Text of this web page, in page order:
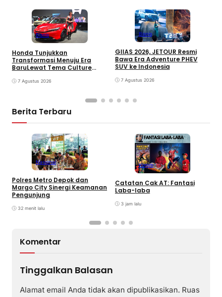
Bisnis
Honda Tunjukkan
Transformasi Menuju Era
BaruLewat Tema Culture
7 Agustus 2026
Bisnis
GIIAS 2026, JETOUR Resmi
Bawa Era Adventure PHEV
SUV ke Indonesia
7 Agustus 2026
Berita Terbaru
Nasional
Polres Metro Depok dan
Margo City Sinergi Keamanan
Pengunjung
32 menit lalu
Kolom
Catatan Cak AT: Fantasi
Laba-laba
3 jam lalu
Komentar
Tinggalkan Balasan
Alamat email Anda tidak akan dipublikasikan. Ruas